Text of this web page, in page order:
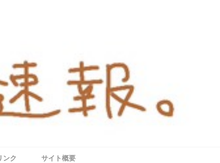
ンク サイト概要